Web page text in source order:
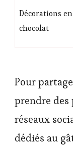
Décorations en
chocolat
Pour
prendre des
réseaux
dédiés au